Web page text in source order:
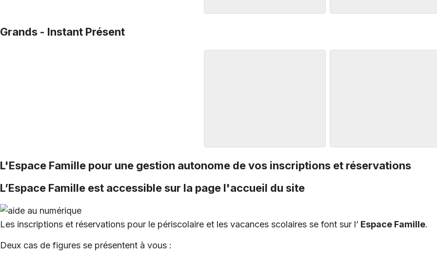
Grands - Instant Présent
L'Espace Famille pour une gestion autonome de vos inscriptions et réservations
L’Espace Famille est accessible sur la page l'accueil du site
Les inscriptions et réservations pour le périscolaire et les vacances scolaires se font sur l’ Espace Famille.
Deux cas de figures se présentent à vous :